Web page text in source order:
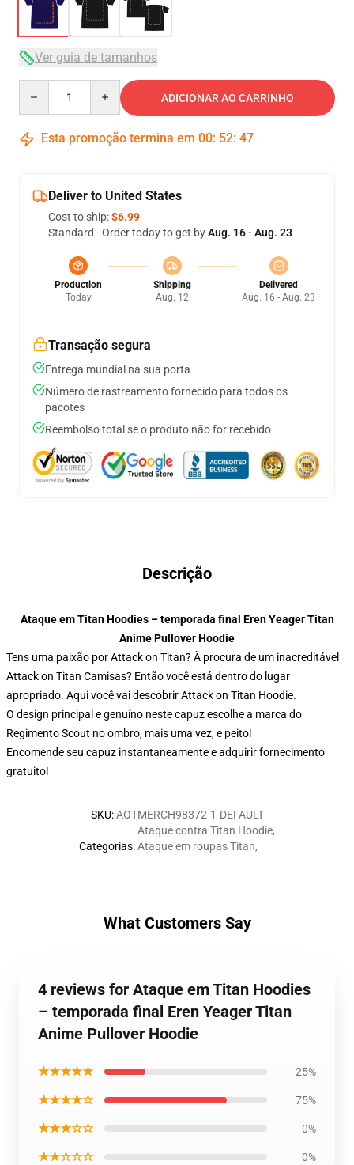
Ver guia de tamanhos
ADICIONAR AO CARRINHO
Esta promoção termina em 00: 52: 46
Deliver to United States
Cost to ship:$6.99
Standard - Order today to get byAug. 16 - Aug. 23
Production
Today
Shipping
Aug. 12
Delivered
Aug. 16 - Aug. 23
Transação segura
Entrega mundial na sua porta
Número de rastreamento fornecido para todos os
pacotes
Reembolso total se o produto não for recebido
Descrição
Ataque em Titan Hoodies – temporada final Eren Yeager Titan
Anime Pullover Hoodie
Tens uma paixão por Attack on Titan? À procura de um inacreditável
Attack on Titan Camisas? Então você está dentro do lugar
apropriado. Aqui você vai descobrir Attack on Titan Hoodie.
O design principal e genuíno neste capuz escolhe a marca do
Regimento Scout no ombro, mais uma vez, e peito!
Encomende seu capuz instantaneamente e adquirir fornecimento
gratuito!
SKU:AOTMERCH98372-1-DEFAULT
Categorias:
Ataque contra Titan Hoodie,
Ataque em roupas Titan,
What Customers Say
4 reviews for Ataque em Titan Hoodies
– temporada final Eren Yeager Titan
Anime Pullover Hoodie
★★★★★ 25%
★★★★☆ 75%
★★★☆☆ 0%
★★☆☆☆ 0%